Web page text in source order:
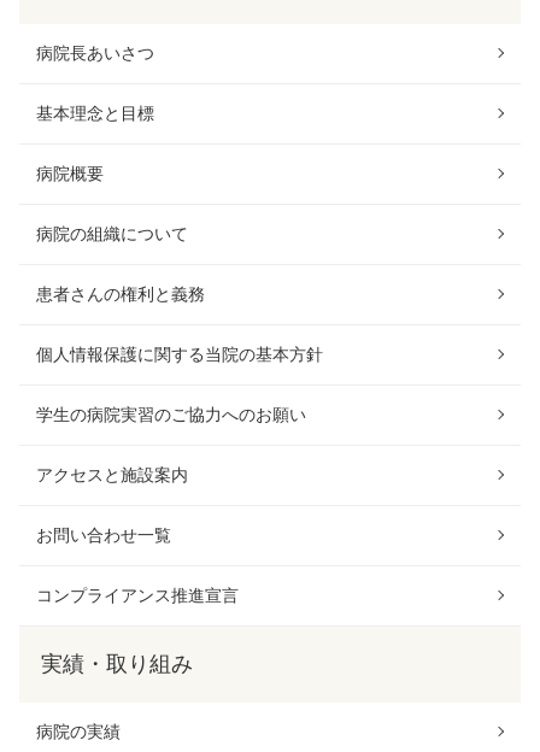
病院長あいさつ
基本理念と目標
病院概要
病院の組織について
患者さんの権利と義務
個人情報保護に関する当院の基本方針
学生の病院実習のご協力へのお願い
アクセスと施設案内
お問い合わせ一覧
コンプライアンス推進宣言
実績・取り組み
病院の実績